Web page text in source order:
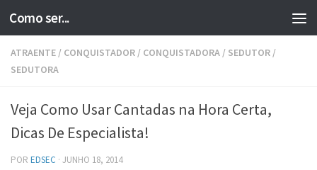
Skip to content
Como ser...
ATRAENTE / CONQUISTADOR / CONQUISTADORA / SEDUTOR /
SEDUTORA
Veja Como Usar Cantadas na Hora Certa,
Dicas De Especialista!
POR EDSEC · JUNHO 18, 2014